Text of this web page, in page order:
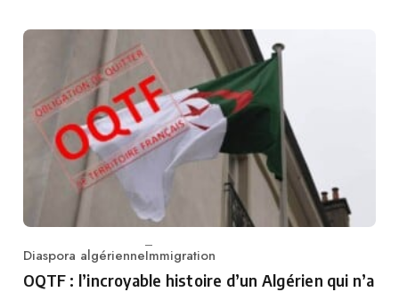
Category
Diaspora algérienneImmigration
OQTF : l’incroyable histoire d’un Algérien qui n’a